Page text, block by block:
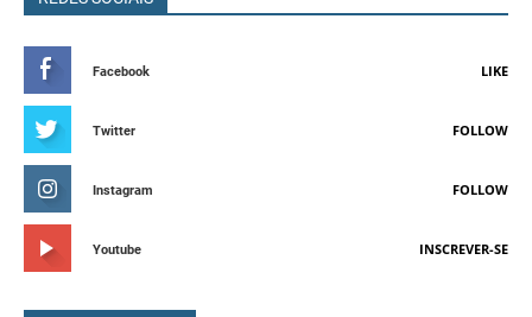
Facebook LIKE
Twitter FOLLOW
Instagram FOLLOW
Youtube INSCREVER-SE